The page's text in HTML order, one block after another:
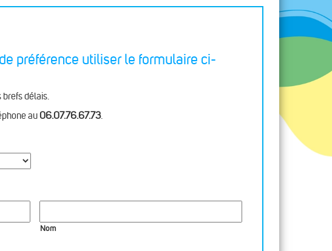
préférence utiliser le formulaire ci-
délais.
au 06.07.76.67.73.
Nom